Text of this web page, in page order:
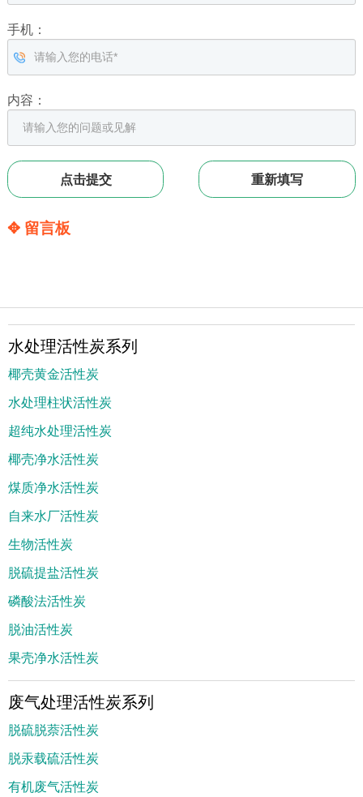
手机：
内容：
✥ 留言板
水处理活性炭系列
椰壳黄金活性炭
水处理柱状活性炭
超纯水处理活性炭
椰壳净水活性炭
煤质净水活性炭
自来水厂活性炭
生物活性炭
脱硫提盐活性炭
磷酸法活性炭
脱油活性炭
果壳净水活性炭
废气处理活性炭系列
脱硫脱萘活性炭
脱汞载硫活性炭
有机废气活性炭